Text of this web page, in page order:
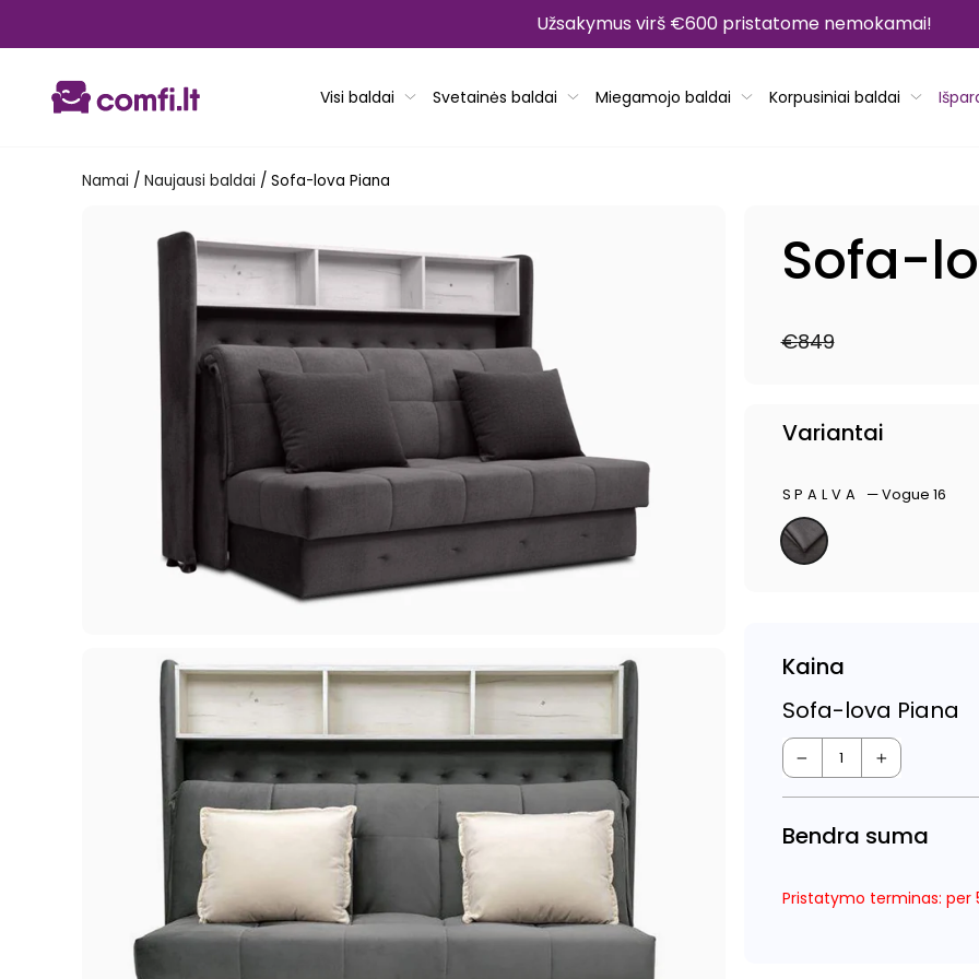
Užsakymus virš €600 pristatome nemokamai!
Visi baldai Svetainės baldai Miegamojo baldai Korpusiniai baldai
Namai / Naujausi baldai / Sofa-lova Piana
Sofa-
€849
Variantai
SPALVA —Vogue 16
Kaina
Sofa-lova Piana
− +
Bendra suma
Pristatymo terminas: per